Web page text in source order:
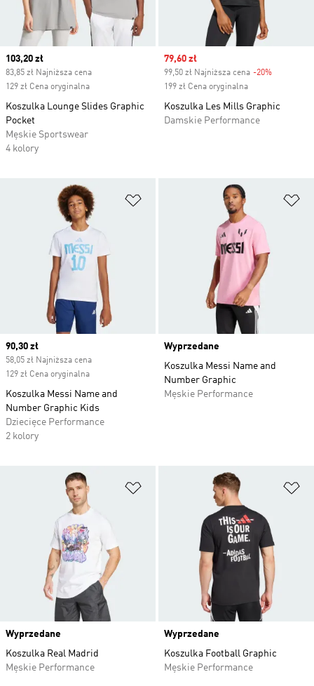
Current price
103,20 zł
83,85 zł Najniższa cena
129 zł Cena oryginalna
Koszulka Lounge Slides Graphic
Pocket
Męskie Sportswear
4 kolory
Sale price
79,60 zł
99,50 zł Najniższa cena -20%
199 zł Cena oryginalna
Koszulka Les Mills Graphic
Damskie Performance
Dodaj do listy życzeń
Current price
90,30 zł
58,05 zł Najniższa cena
129 zł Cena oryginalna
Koszulka Messi Name and
Number Graphic Kids
Dziecięce Performance
2 kolory
Wyprzedane
Koszulka Messi Name and
Number Graphic
Męskie Performance
Dodaj do listy życzeń
Wyprzedane
Koszulka Real Madrid
Męskie Performance
Wyprzedane
Koszulka Football Graphic
Męskie Performance